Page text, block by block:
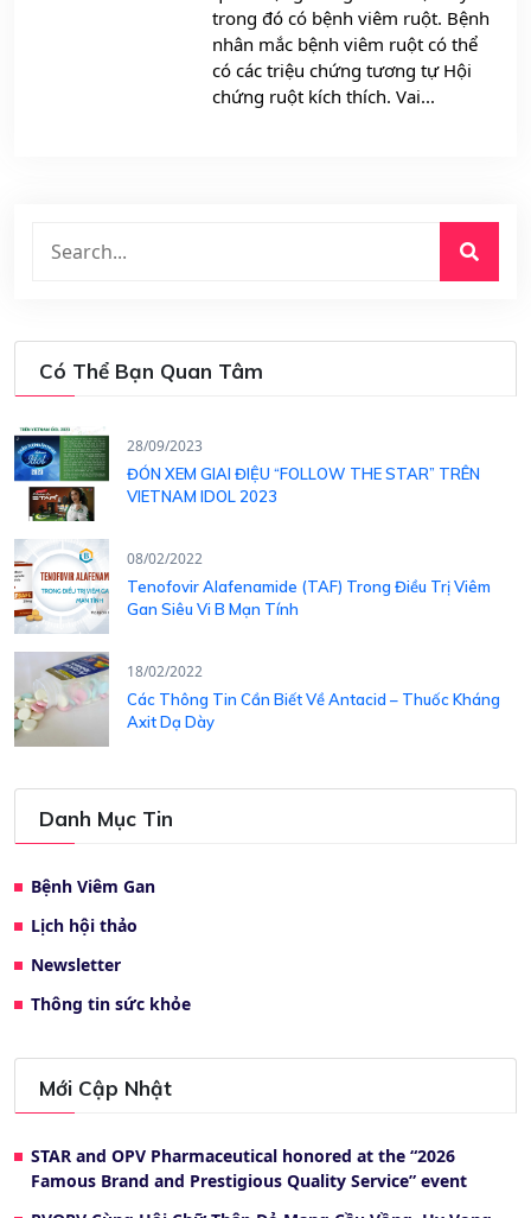
trong đó có bệnh viêm ruột. Bệnh
nhân mắc bệnh viêm ruột có thể
có các triệu chứng tương tự Hội
chứng ruột kích thích. Vai...
Có Thể Bạn Quan Tâm
28/09/2023
ĐÓN XEM GIAI ĐIỆU “FOLLOW THE STAR” TRÊN
VIETNAM IDOL 2023
08/02/2022
Tenofovir Alafenamide (TAF) Trong Điều Trị Viêm
Gan Siêu Vi B Mạn Tính
18/02/2022
Các Thông Tin Cần Biết Về Antacid – Thuốc Kháng
Axit Dạ Dày
Danh Mục Tin
Bệnh Viêm Gan
Lịch hội thảo
Newsletter
Thông tin sức khỏe
Mới Cập Nhật
STAR and OPV Pharmaceutical honored at the “2026
Famous Brand and Prestigious Quality Service” event